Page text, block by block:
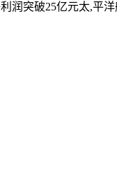
润突破25亿元太,平